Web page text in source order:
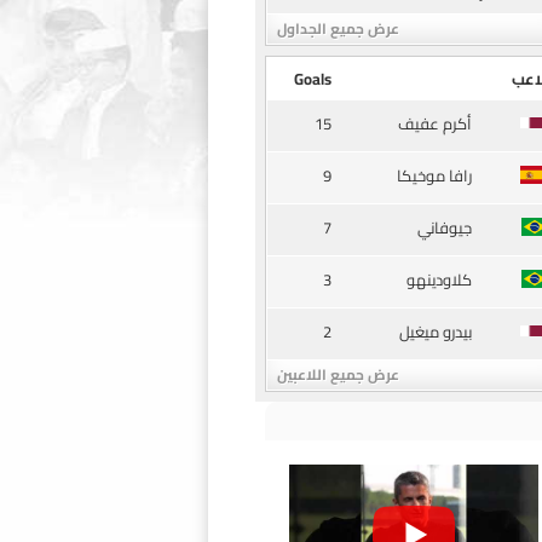
عرض جميع الجداول
Goals
أكرم عفيف
15
رافا موخيكا
9
جيوفاني
7
كلاودينهو
3
بيدرو ميغيل
2
عرض جميع اللاعبين